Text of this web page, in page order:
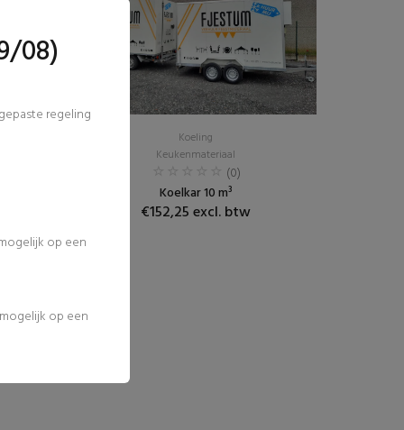
Koeling
Keukenmateriaal
(0)
Koelkar 10 m³
€152,25 excl. btw
08)
regeling
op een
op een